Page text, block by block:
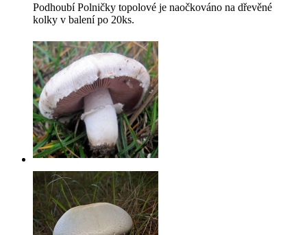
Podhoubí Polničky topolové je naočkováno na dřevěné
kolky v balení po 20ks.